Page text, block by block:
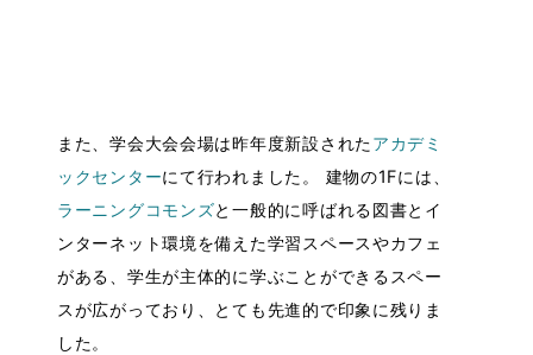
また、学会大会会場は昨年度新設されたアカデミ
ックセンターにて行われました。 建物の1Fには、
ラーニングコモンズと一般的に呼ばれる図書とイ
ンターネット環境を備えた学習スペースやカフェ
がある、学生が主体的に学ぶことができるスペー
スが広がっており、とても先進的で印象に残りま
した。